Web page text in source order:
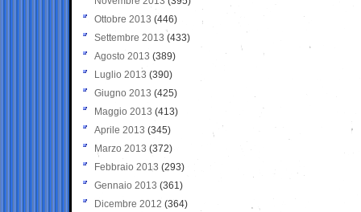
Ottobre 2013 (446)
Settembre 2013 (433)
Agosto 2013 (389)
Luglio 2013 (390)
Giugno 2013 (425)
Maggio 2013 (413)
Aprile 2013 (345)
Marzo 2013 (372)
Febbraio 2013 (293)
Gennaio 2013 (361)
Dicembre 2012 (364)